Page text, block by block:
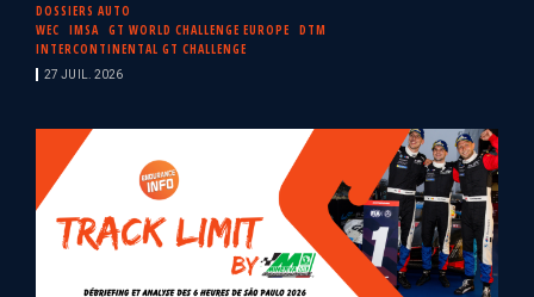
DOSSIERS AUTO
WEC
IMSA GT WORLD CHALLENGE EUROPE
DTM
INTERCONTINENTAL GT CHALLENGE
27 JUIL. 2026